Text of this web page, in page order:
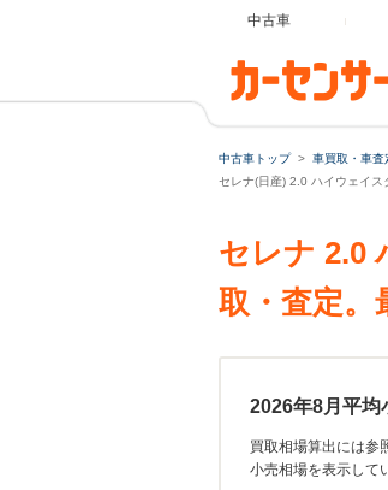
中古車
中古車トップ 車買取・車査
セレナ(日産) 2.0 ハイウェイス
セレナ 2.0
取・査定。
2026年8月平均
買取相場算出には参
小売相場を表示して